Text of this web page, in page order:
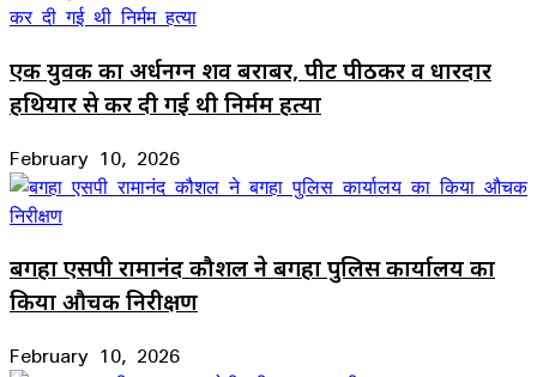
एक युवक का अर्धनग्न शव बराबर, पीट पीठकर व धारदार
हथियार से कर दी गई थी निर्मम हत्या
February 10, 2026
बगहा एसपी रामानंद कौशल ने बगहा पुलिस कार्यालय का
किया औचक निरीक्षण
February 10, 2026